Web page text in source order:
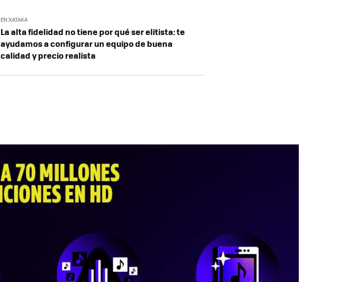
EN XATAKA
La alta fidelidad no tiene por qué ser elitista: te
ayudamos a configurar un equipo de buena
calidad y precio realista